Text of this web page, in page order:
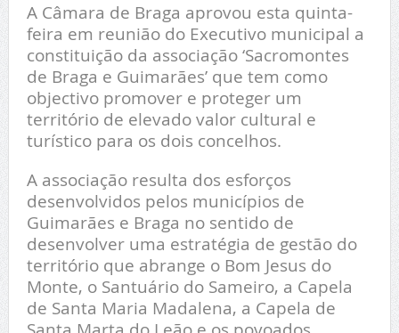
A Câmara de Braga aprovou esta quinta-
feira em reunião do Executivo municipal a
constituição da associação ‘Sacromontes
de Braga e Guimarães’ que tem como
objectivo promover e proteger um
território de elevado valor cultural e
turístico para os dois concelhos.
A associação resulta dos esforços
desenvolvidos pelos municípios de
Guimarães e Braga no sentido de
desenvolver uma estratégia de gestão do
território que abrange o Bom Jesus do
Monte, o Santuário do Sameiro, a Capela
de Santa Maria Madalena, a Capela de